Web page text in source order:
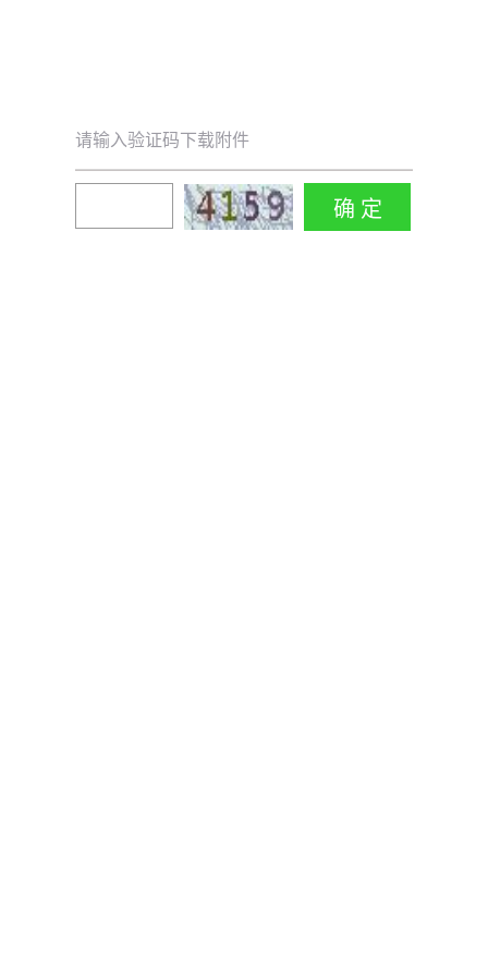
请输入验证码下载附件